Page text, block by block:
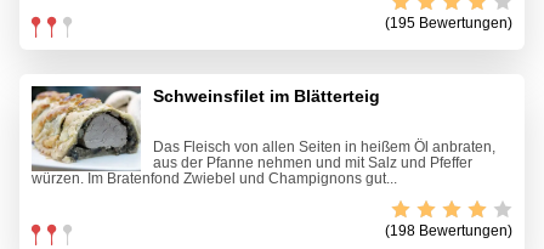
(195 Bewertungen)
Schweinsfilet im Blätterteig
Das Fleisch von allen Seiten in heißem Öl anbraten,
aus der Pfanne nehmen und mit Salz und Pfeffer
würzen. Im Bratenfond Zwiebel und Champignons gut...
(198 Bewertungen)